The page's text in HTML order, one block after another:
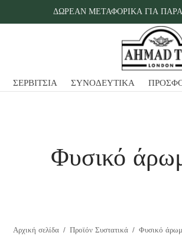
ΔΩΡΕΑΝ ΜΕΤΑΦΟΡΙΚΑ ΓΙΑ
ΣΕΡΒΙΤΣΙΑ ΣΥΝΟΔΕΥΤΙΚΑ
Φυσικό
Αρχική σελίδα / Προϊόν Συστατικά / Φυσικό